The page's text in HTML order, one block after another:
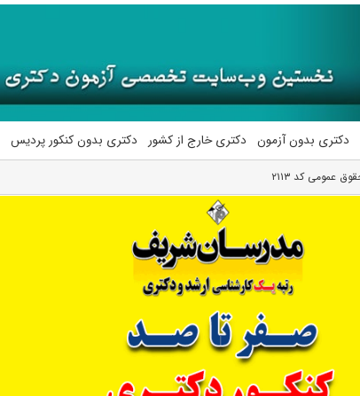
دکتری بدون آزمون دکتری خارج از کشور دکتری بدون کنکور پردیس